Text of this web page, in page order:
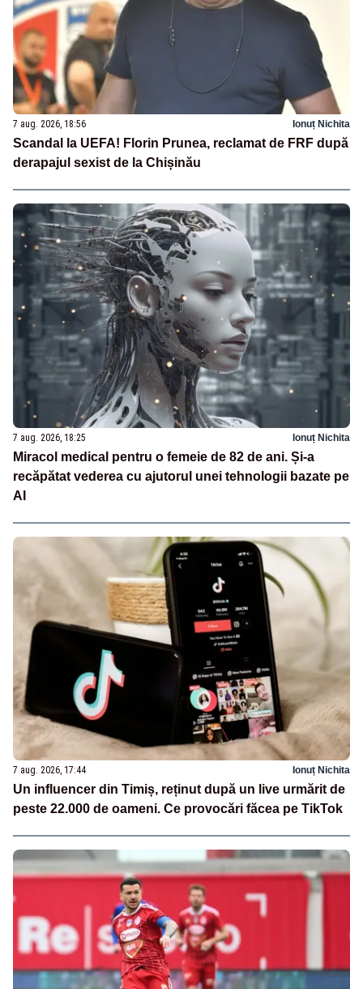
7 aug. 2026, 18:56 Ionuț Nichita
Scandal la UEFA! Florin Prunea, reclamat de FRF după
derapajul sexist de la Chișinău
7 aug. 2026, 18:25 Ionuț Nichita
Miracol medical pentru o femeie de 82 de ani. Și-a
recăpătat vederea cu ajutorul unei tehnologii bazate pe
AI
7 aug. 2026, 17:44 Ionuț Nichita
Un influencer din Timiș, reținut după un live urmărit de
peste 22.000 de oameni. Ce provocări făcea pe TikTok